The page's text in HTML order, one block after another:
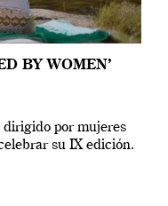
BY WOMEN’
por mujeres
su IX edición.